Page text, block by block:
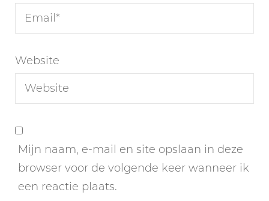
Website
Mijn naam, e-mail en site opslaan in deze
browser voor de volgende keer wanneer ik
een reactie plaats.